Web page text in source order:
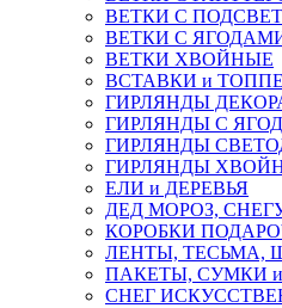
ВЕТКИ С
ВЕТКИ С
ВЕТКИ ХВОЙНЫЕ
ВСТАВКИ и
ГИРЛЯНДЫ
ГИРЛЯНДЫ С
ГИРЛЯНДЫ
ГИРЛЯНДЫ
ЕЛИ и ДЕРЕВЬЯ
ДЕД МОРОЗ,
КОРОБКИ
ЛЕНТЫ, ТЕСЬМА,
ПАКЕТЫ, СУМКИ
СНЕГ